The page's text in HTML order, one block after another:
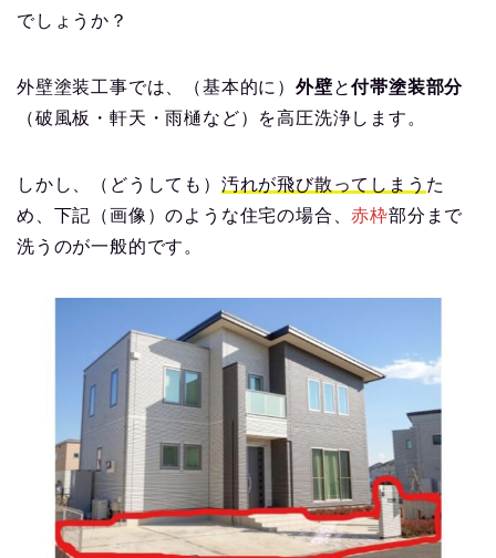
でしょうか？
外壁塗装工事では、（基本的に） 外壁と付帯塗装部分
（破風板・軒天・雨樋など）を高圧洗浄します。
しかし、（どうしても） 汚れが飛び散ってしまう た
め、下記（画像）のような住宅の場合、赤枠部分まで
洗うのが一般的です。